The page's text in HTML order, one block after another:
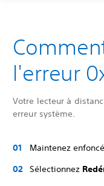
l'erreur
Votre lecteur à
erreur système.
Maintenez
Sélectionnez